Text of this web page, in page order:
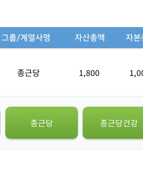
그룹/계열사명 자산총액 자본
종근당 1,800
종근당 종근당건강